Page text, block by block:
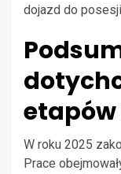
dojazd do
W roku 2025
Prace